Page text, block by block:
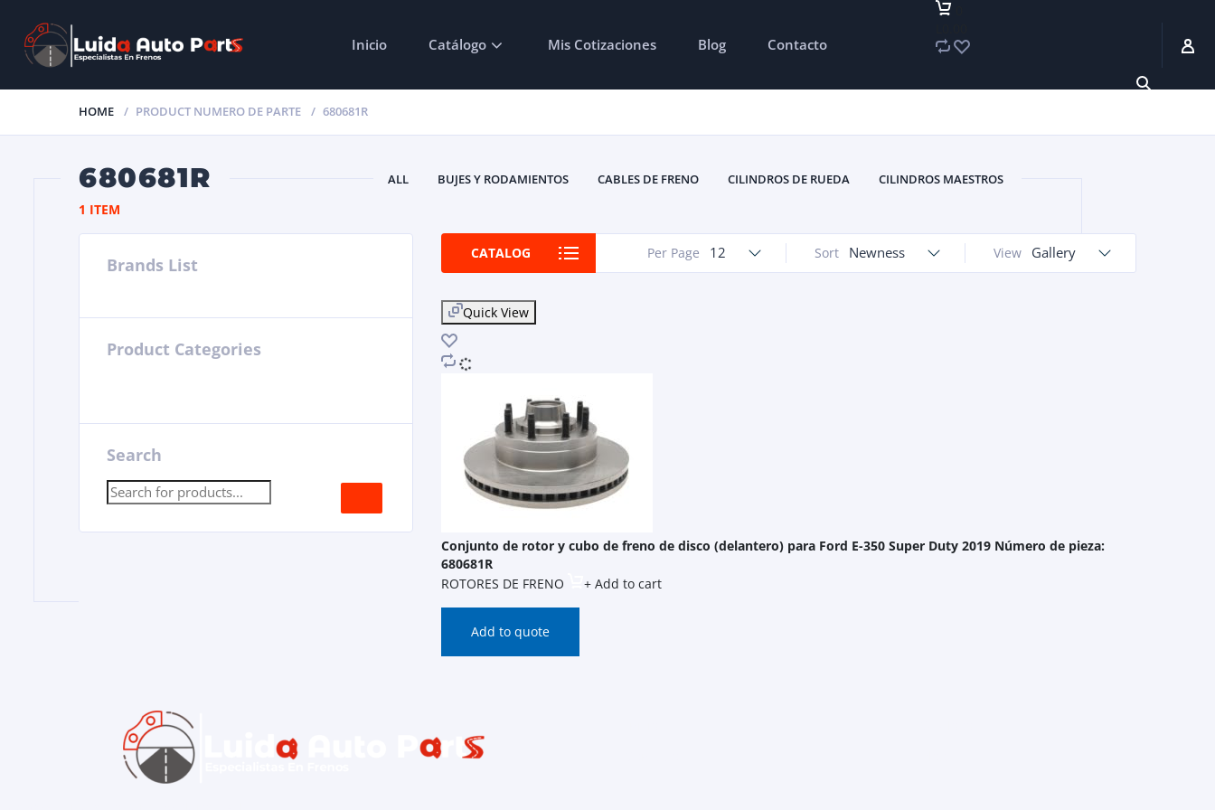
Inicio Catálogo Mis Cotizaciones Blog Contacto
HOME PRODUCT NUMERO DE PARTE 680681R
680681R ALL BUJES Y RODAMIENTOS CABLES DE FRENO CILINDROS DE RUEDA
CILINDROS MAESTROS
PASTILLAS DE FRENO
ZAPATAS DE FRENO
1 ITEM
Brands List
Product Categories
Search
CATALOG View Gallery
Sort Newness
Per Page 12
Quick View
Conjunto de rotor y cubo de freno de disco (delantero) para Ford E-350 Super Duty 2019 Número de pieza:
680681R
ROTORES DE FRENO
+ Add to cart
Add to quote